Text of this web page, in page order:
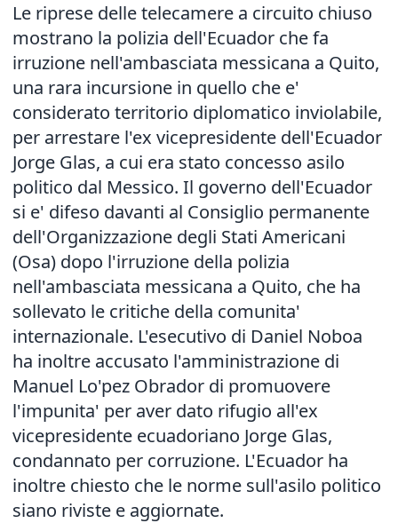
Le riprese delle telecamere a circuito chiuso
mostrano la polizia dell'Ecuador che fa
irruzione nell'ambasciata messicana a Quito,
una rara incursione in quello che e'
considerato territorio diplomatico inviolabile,
per arrestare l'ex vicepresidente dell'Ecuador
Jorge Glas, a cui era stato concesso asilo
politico dal Messico. Il governo dell'Ecuador
si e' difeso davanti al Consiglio permanente
dell'Organizzazione degli Stati Americani
(Osa) dopo l'irruzione della polizia
nell'ambasciata messicana a Quito, che ha
sollevato le critiche della comunita'
internazionale. L'esecutivo di Daniel Noboa
ha inoltre accusato l'amministrazione di
Manuel Lo'pez Obrador di promuovere
l'impunita' per aver dato rifugio all'ex
vicepresidente ecuadoriano Jorge Glas,
condannato per corruzione. L'Ecuador ha
inoltre chiesto che le norme sull'asilo politico
siano riviste e aggiornate.